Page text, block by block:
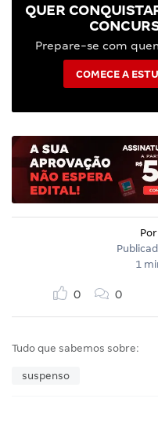
QUER
Prepare-se com
COMECE A
Por
1
0 0
Tudo que sabemos sobre:
suspenso